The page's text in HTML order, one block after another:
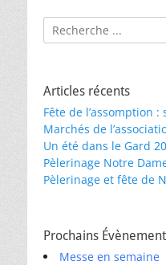
Rechercher :
Articles récents
Fête de l’assomption
Marchés de
Un été dans le Gard
Pèlerinage Notre
Pèlerinage et fête de
Prochains
Messe en semaine